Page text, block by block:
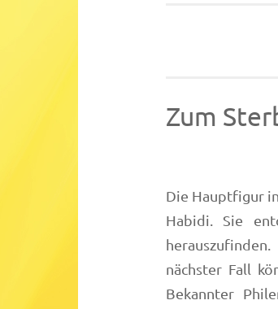
Zum
Die Hauptfigur
Habidi. Sie
nächster Fall
Bekannter